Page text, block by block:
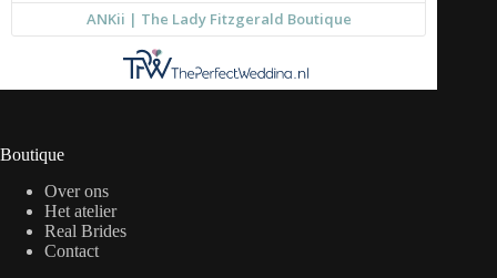
Boutique
Over ons
Het atelier
Real Brides
Contact